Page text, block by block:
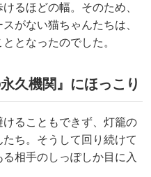
るほどの幅。そのため、
がない猫ちゃんたちは、
となったのでした。
久機関』にほっこり
ることもできず、灯籠の
ち。そうして回り続けて
相手のしっぽしか目に入